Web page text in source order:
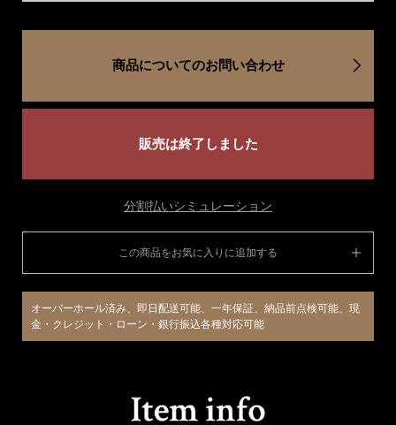
商品についてのお問い合わせ
販売は終了しました
分割払いシミュレーション
この商品をお気に入りに追加する
オーバーホール済み、即日配送可能、一年保証、納品前点検可能、現
金・クレジット・ローン・銀行振込各種対応可能